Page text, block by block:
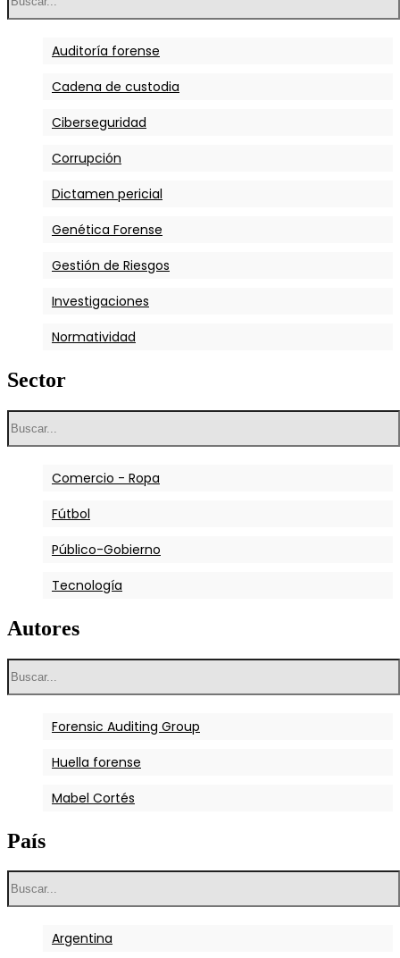
Auditoría forense
Cadena de custodia
Ciberseguridad
Corrupción
Dictamen pericial
Genética Forense
Gestión de Riesgos
Investigaciones
Normatividad
Sistema Judicial
Tipología de Fraude
Sector
Comercio - Ropa
Fútbol
Público-Gobierno
Tecnología
Autores
Forensic Auditing Group
Huella forense
Mabel Cortés
País
Argentina